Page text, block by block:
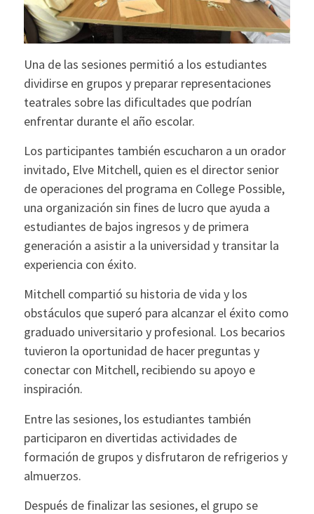
Una de las sesiones permitió a los estudiantes
dividirse en grupos y preparar representaciones
teatrales sobre las dificultades que podrían
enfrentar durante el año escolar.
Los participantes también escucharon a un orador
invitado, Elve Mitchell, quien es el director senior
de operaciones del programa en College Possible,
una organización sin fines de lucro que ayuda a
estudiantes de bajos ingresos y de primera
generación a asistir a la universidad y transitar la
experiencia con éxito.
Mitchell compartió su historia de vida y los
obstáculos que superó para alcanzar el éxito como
graduado universitario y profesional. Los becarios
tuvieron la oportunidad de hacer preguntas y
conectar con Mitchell, recibiendo su apoyo e
inspiración.
Entre las sesiones, los estudiantes también
participaron en divertidas actividades de
formación de grupos y disfrutaron de refrigerios y
almuerzos.
Después de finalizar las sesiones, el grupo se